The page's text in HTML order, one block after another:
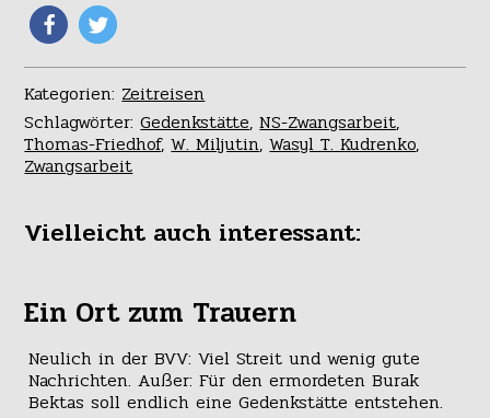
Kategorien:Zeitreisen
Schlagwörter:Gedenkstätte,NS-Zwangsarbeit,
Thomas-Friedhof,W. Miljutin,Wasyl T. Kudrenko,
Zwangsarbeit
Vielleicht auch interessant:
Ein Ort zum Trauern
Neulich in der BVV: Viel Streit und wenig gute
Nachrichten. Außer: Für den ermordeten Burak
Bektas soll endlich eine Gedenkstätte entstehen.